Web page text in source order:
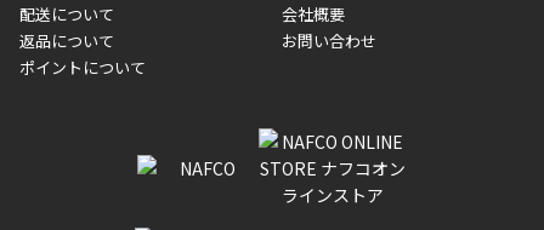
■店舗受取をご選択いただいた場合
ご注文が確認出来次第、お受取される店舗在庫を使用してご準備
をさせていただきます。店舗に在庫がない場合は店舗よりお取り
いただく場合がございます。店舗準備でのお渡しとなる為、商品
のみの受け渡しとなります。（箱や納品書は付属しておりませ
ん）店舗で準備が出来次第、メールにてご連絡させていただきま
配送について
返品について
ポイントについて
会社概要
お問い合わせ